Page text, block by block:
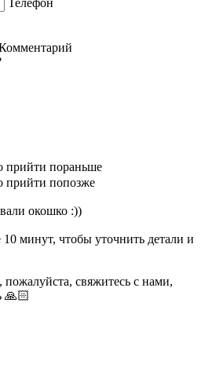
Телефон
прийти пораньше
прийти попозже
окошко :))
минут, чтобы уточнить детали и
свяжитесь с нами,
🙏🏻